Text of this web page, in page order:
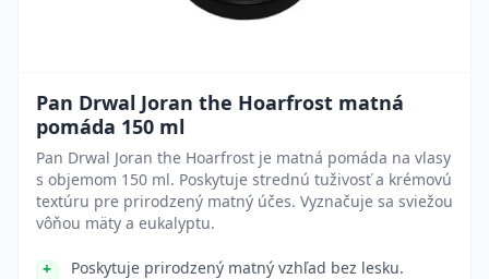
Pan Drwal Joran the Hoarfrost matná
pomáda 150 ml
Pan Drwal Joran the Hoarfrost je matná pomáda na vlasy
s objemom 150 ml. Poskytuje strednú tuživosť a krémovú
textúru pre prirodzený matný účes. Vyznačuje sa sviežou
vôňou mäty a eukalyptu.
Poskytuje prirodzený matný vzhľad bez lesku.